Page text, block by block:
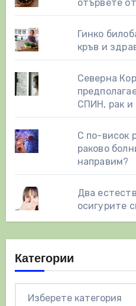
отървете
Гинко
кръв и
Северна
СПИН, рак и
С по-висок
раково
направим?
Два
осигурите
Категории